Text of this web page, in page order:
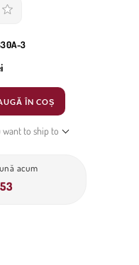
3
ÎN COȘ
want to ship to
acum